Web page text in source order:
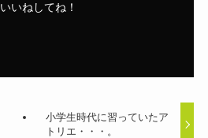
いいねしてね！
小学生時代に習っていたア
トリエ・・・。